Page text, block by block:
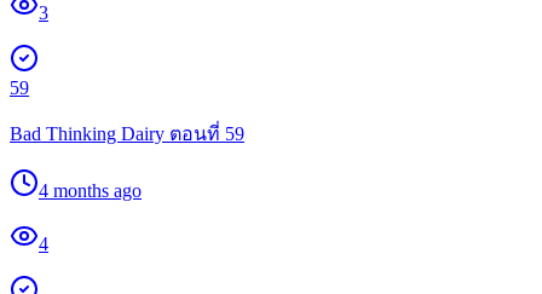
3
59
Bad Thinking Dairy ตอนที่ 59
4 months ago
4